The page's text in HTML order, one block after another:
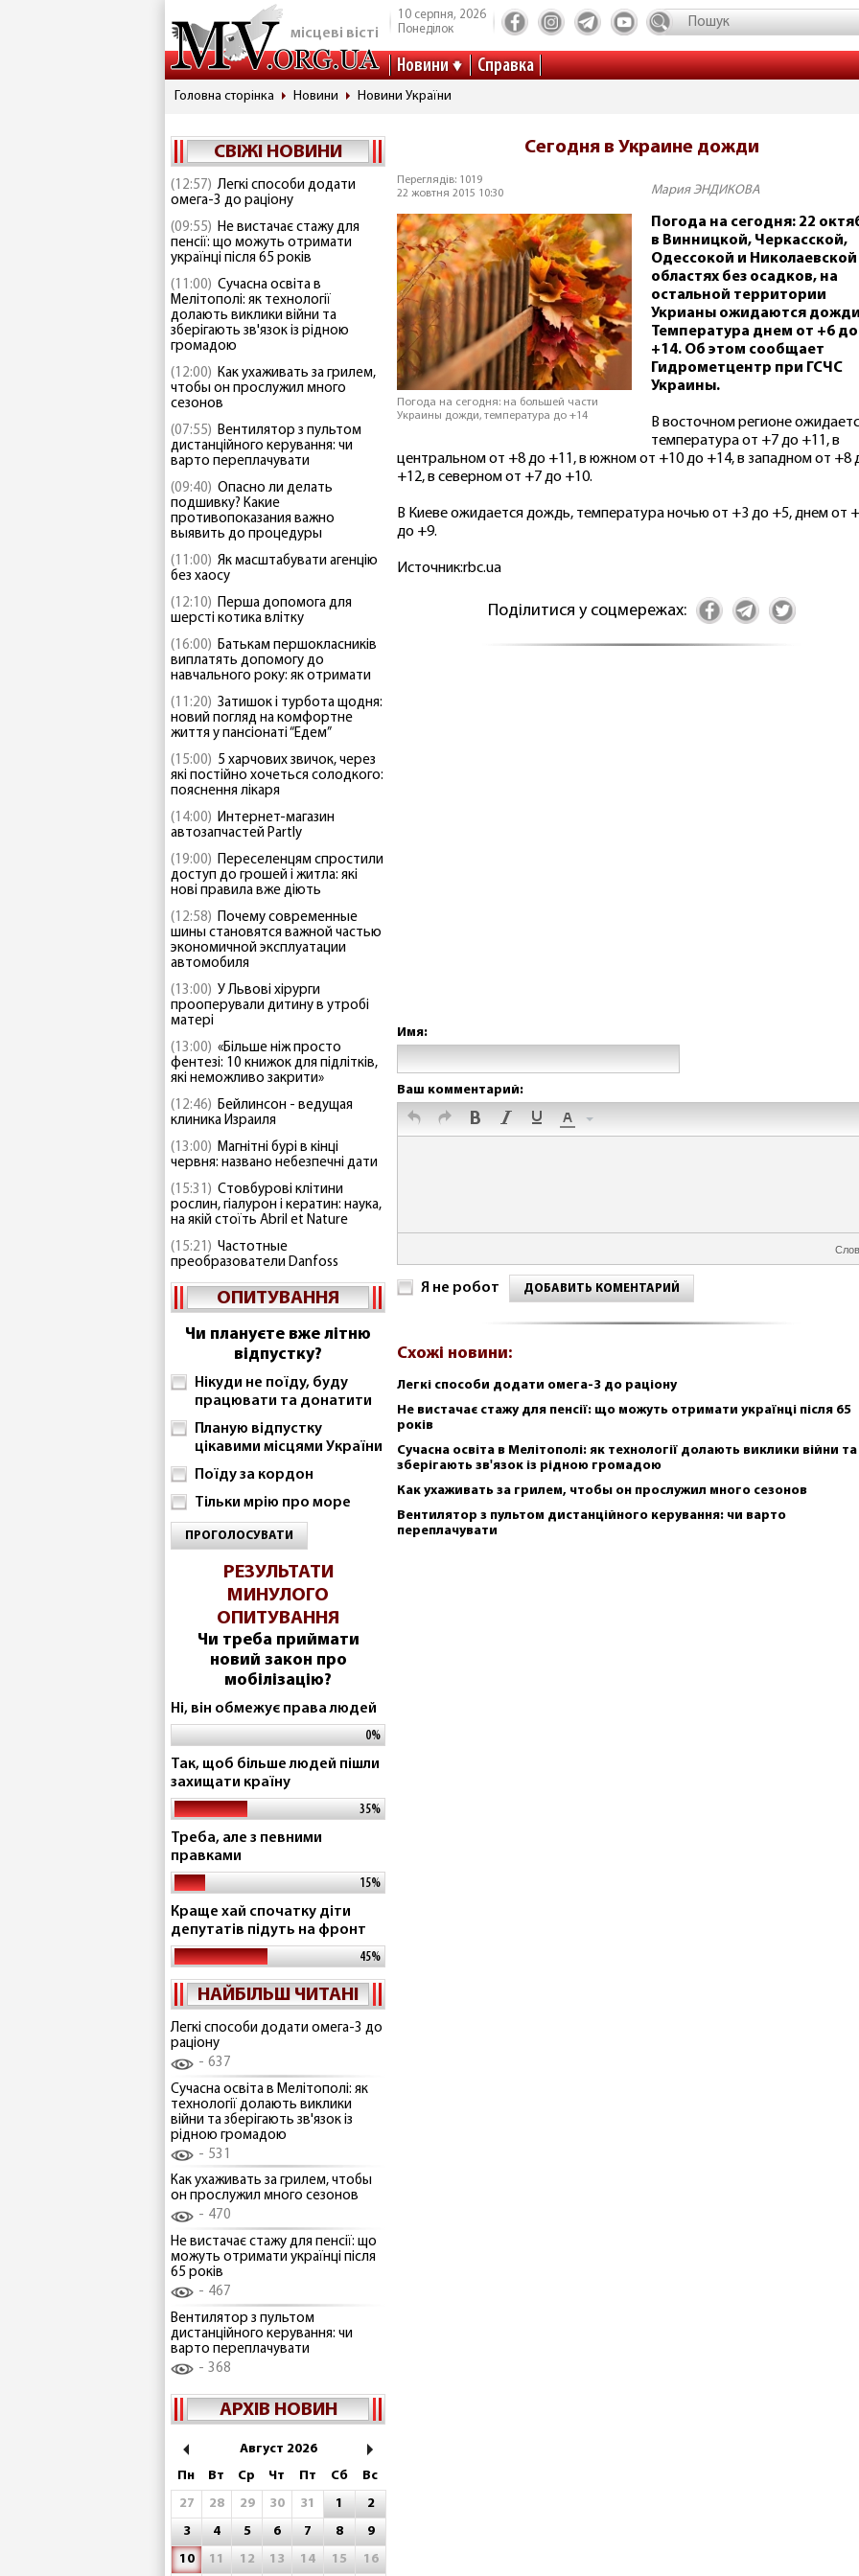
місцеві вісті
10 серпня, 2026
Понеділок
Новини Справка
Головна сторінка Новини Новини України
СВІЖІ НОВИНИ
(12:57) Легкі способи додати
омега-3 до раціону
(09:55) Не вистачає стажу для
пенсії: що можуть отримати
українці після 65 років
(11:00) Сучасна освіта в
Мелітополі: як технології
долають виклики війни та
зберігають зв'язок із рідною
громадою
(12:00) Как ухаживать за грилем,
чтобы он прослужил много
сезонов
(07:55) Вентилятор з пультом
дистанційного керування: чи
варто переплачувати
(09:40) Опасно ли делать
подшивку? Какие
противопоказания важно
выявить до процедуры
(11:00) Як масштабувати агенцію
без хаосу
(12:10) Перша допомога для
шерсті котика влітку
(16:00) Батькам першокласників
виплатять допомогу до
навчального року: як отримати
(11:20) Затишок і турбота щодня:
новий погляд на комфортне
життя у пансіонаті “Едем”
(15:00) 5 харчових звичок, через
які постійно хочеться солодкого:
пояснення лікаря
(14:00) Интернет-магазин
автозапчастей Partly
(19:00) Переселенцям спростили
доступ до грошей і житла: які
нові правила вже діють
(12:58) Почему современные
шины становятся важной частью
экономичной эксплуатации
автомобиля
(13:00) У Львові хірурги
прооперували дитину в утробі
матері
(13:00) «Більше ніж просто
фентезі: 10 книжок для підлітків,
які неможливо закрити»
(12:46) Бейлинсон - ведущая
клиника Израиля
(13:00) Магнітні бурі в кінці
червня: названо небезпечні дати
(15:31) Стовбурові клітини
рослин, гіалурон і кератин: наука,
на якій стоїть Abril et Nature
(15:21) Частотные
преобразователи Danfoss
ОПИТУВАННЯ
Чи плануєте вже літню
відпустку?
Нікуди не поїду, буду
працювати та донатити
Планую відпустку
цікавими місцями України
Поїду за кордон
Тільки мрію про море
ПРОГОЛОСУВАТИ
РЕЗУЛЬТАТИ
МИНУЛОГО
ОПИТУВАННЯ
Чи треба приймати
новий закон про
мобілізацію?
Ні, він обмежує права людей
0%
Так, щоб більше людей пішли
захищати країну
35%
Треба, але з певними
правками
15%
Краще хай спочатку діти
депутатів підуть на фронт
45%
НАЙБІЛЬШ ЧИТАНІ
Легкі способи додати омега-3 до
раціону
637
Сучасна освіта в Мелітополі: як
технології долають виклики
війни та зберігають зв'язок із
рідною громадою
531
Как ухаживать за грилем, чтобы
он прослужил много сезонов
470
Не вистачає стажу для пенсії: що
можуть отримати українці після
65 років
467
Вентилятор з пультом
дистанційного керування: чи
варто переплачувати
368
АРХІВ НОВИН
Август 2026
Пн
Вт Ср Чт Пт Сб
Вс
27
28 29 30 31 1
2
3
4 5 6 7 8
9
10
11 12 13 14 15 16
Сегодня в Украине дожди
Переглядів: 1019
22 жовтня 2015 10:30
Мария ЭНДИКОВА
Погода на сегодня: на большей части
Украины дожди, температура до +14
Погода на сегодня: 22
в Винницкой, Черкасской,
Одессокой и Николаевской
областях без осадков, на
остальной территории
Укрианы ожидаются
Температура днем от +6 до
+14. Об этом сообщает
Гидрометцентр при ГСЧС
Украины.
В восточном регионе
температура от +7 до +11, в
центральном от +8 до +11, в южном от +10 до +14, в западном от +8
+12, в северном от +7 до +10.
В Киеве ожидается дождь, температура ночью от +3 до +5, днем от
до +9.
Источник:rbc.ua
Поділитися у соцмережах:
Имя:
Ваш комментарий:
Я не робот ДОБАВИТЬ КОМЕНТАРИЙ
Схожі новини:
Легкі способи додати омега-3 до раціону
Не вистачає стажу для пенсії: що можуть отримати українці після 65
років
Сучасна освіта в Мелітополі: як технології долають виклики війни та
зберігають зв'язок із рідною громадою
Как ухаживать за грилем, чтобы он прослужил много сезонов
Вентилятор з пультом дистанційного керування: чи варто
переплачувати